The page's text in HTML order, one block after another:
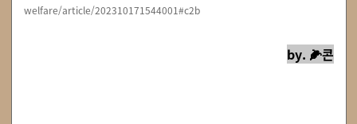
welfare/article/202310171544001#c2b
by. 🌽콘